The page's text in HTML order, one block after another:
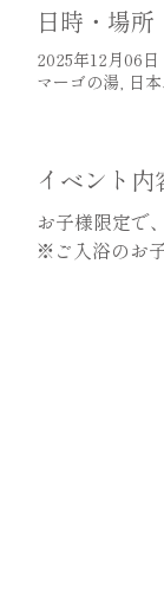
日時・場所
2025年12月06日
マーゴの湯, 日
イベント内
お子様限定で
※ご入浴のお